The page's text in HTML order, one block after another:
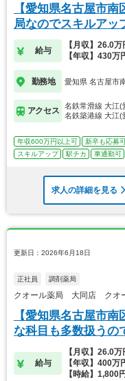
【愛知県名古屋市
局なのでスキルアッ
給与
【月収】26.0
【年収】430万
勤務地 愛知県 名古屋市
アクセス
名鉄常滑線 大江(
名鉄築港線 大江(
年収600万円以上可 新卒も応募
スキルアップ
駅チカ 車通勤可
求人の詳細を見る
更新日：2026年6月18日
正社員 調剤薬局
クオール薬局 大同店 クオ
【愛知県名古屋市
な科目も多数扱うの
給与
【月収】26.0
【年収】400万
【時給】1,800